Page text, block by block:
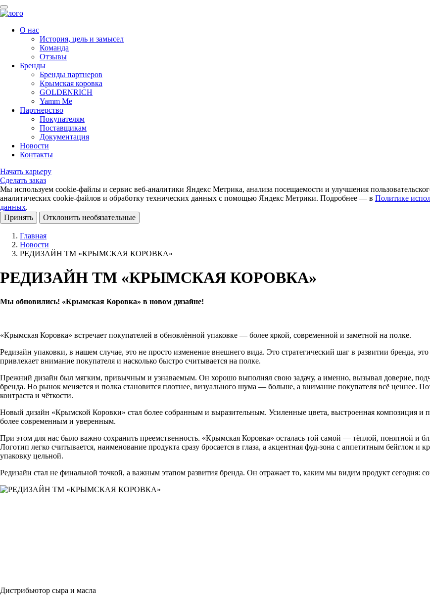
О нас
История, цель и замысел
Команда
Отзывы
Бренды
Бренды партнеров
Крымская коровка
GOLDENRICH
Yamm Me
Партнерство
Покупателям
Поставщикам
Документация
Новости
Контакты
Начать карьеру
Сделать заказ
Мы используем cookie-файлы и сервис веб-аналитики Яндекс Метрика, анализа посещаемости и улучшения
аналитических cookie-файлов и обработку технических данных с помощью Яндекс Метрики. Подробнее — в Политике
данных.
Принять
Отклонить необязательные
Главная
Новости
РЕДИЗАЙН ТМ «КРЫМСКАЯ КОРОВКА»
РЕДИЗАЙН ТМ «КРЫМСКАЯ КОРОВКА»
Мы обновились! «Крымская Коровка» в новом дизайне!
«Крымская Коровка» встречает покупателей в обновлённой упаковке — более яркой, современной и заметной на полке.
Редизайн упаковки, в нашем случае, это не просто изменение внешнего вида. Это стратегический шаг в развитии бренда,
привлекает внимание покупателя и насколько быстро считывается на полке.
Прежний дизайн был мягким, привычным и узнаваемым. Он хорошо выполнял свою задачу, а именно, вызывал доверие,
бренда. Но рынок меняется и полка становится плотнее, визуального шума — больше, а внимание покупателя всё ценнее.
контраста и чёткости.
Новый дизайн «Крымской Коровки» стал более собранным и выразительным. Усиленные цвета, выстроенная композиция и
более современным и уверенным.
При этом для нас было важно сохранить преемственность. «Крымская Коровка» осталась той самой — тёплой, понятной и
Логотип легко считывается, наименование продукта сразу бросается в глаза, а акцентная фуд-зона с аппетитным бейглом
упаковку цельной.
Редизайн стал не финальной точкой, а важным этапом развития бренда. Он отражает то, каким мы видим продукт
Дистрибьютор сыра и масла